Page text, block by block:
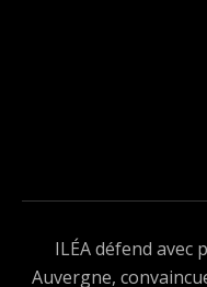
ILÉA défend avec
Auvergne,